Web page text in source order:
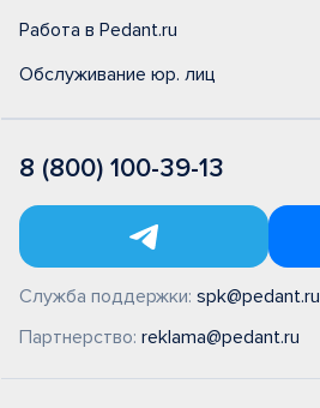
Работа в Pedant.ru
Обслуживание юр. лиц
8 (800) 100-39-13
Служба поддержки: spk@pedant.ru
Партнерство: reklama@pedant.ru